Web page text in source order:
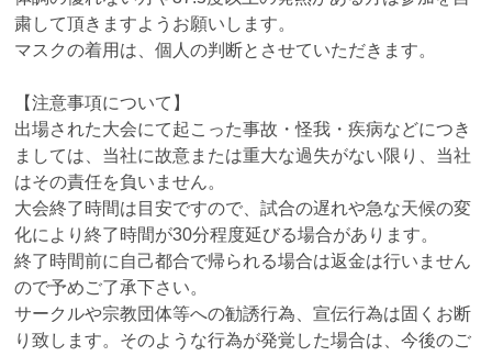
粛して頂きますようお願いします。
マスクの着用は、個人の判断とさせていただきます。
【注意事項について】
出場された大会にて起こった事故・怪我・疾病などにつき
ましては、当社に故意または重大な過失がない限り、当社
はその責任を負いません。
大会終了時間は目安ですので、試合の遅れや急な天候の変
化により終了時間が30分程度延びる場合があります。
終了時間前に自己都合で帰られる場合は返金は行いません
ので予めご了承下さい。
サークルや宗教団体等への勧誘行為、宣伝行為は固くお断
り致します。そのような行為が発覚した場合は、今後のご